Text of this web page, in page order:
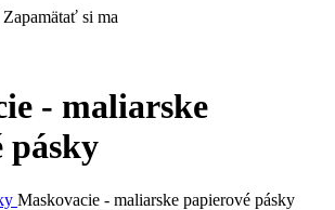
Zapamätať si ma
- maliarske
pásky
Maskovacie - maliarske papierové pásky